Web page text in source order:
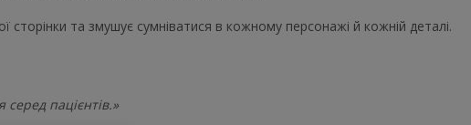
та змушує сумніватися в кожному персонажі й кожній деталі.
пацієнтів.»